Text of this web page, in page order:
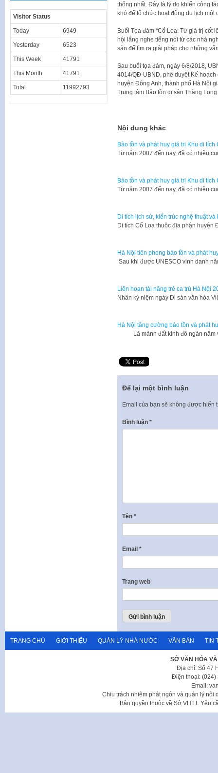
thống nhất. Đây là lý do khiến công
khó để tổ chức hoạt động du lịch
Buổi Tọa đàm “Cổ Loa: Từ giá trị cốt
hội lắng nghe tiếng nói từ các nhà
sản để tìm ra giải pháp cho những
Sau buổi tọa đàm, ngày 6/8/2018,
4014/QĐ-UBND, phê duyệt Kế
huyện Đông Anh, thành phố Hà Nội
Trung tâm Bảo tồn di sản Thăng
Nội dung khác
Bảo tồn và phát huy giá trị Khu di tích
​Từ năm 2007 đến nay, đã có nhiều
Bảo tồn và phát huy giá trị Khu di tích
​Từ năm 2007 đến nay, đã có nhiều
Di tích lịch sử, kiến trúc nghệ thuật và
Di tích Cổ Loa thuộc địa phận
Hà Nội tiên phong bảo tồn và phát
Sau khi được UNESCO vinh danh
Liên hoan tài năng trẻ ca trù Hà Nội
Nhân kỷ niệm ngày Di sản văn hóa
Hà Nội tăng cường bảo tồn và phát
Là mảnh đất kinh đô ngàn năm
Để lại một bình luận
Email của bạn sẽ không được hiển
Bình luận *
Tên *
Email *
Trang web
Visitor Status
Today 6949
Yesterday 6523
This Week 41791
This Month 41791
Total 11992793
TRANG CHỦ GIỚI THIỆU QUẢN LÝ NHÀ NƯỚC VĂN BẢN TIN
SỞ VĂN HÓA
Địa chỉ: Số 47
Điện thoại: (024)
Email:
Chịu trách nhiệm phát ngôn và quản lý nội
Bản quyền thuộc về Sở VHTT. Yêu